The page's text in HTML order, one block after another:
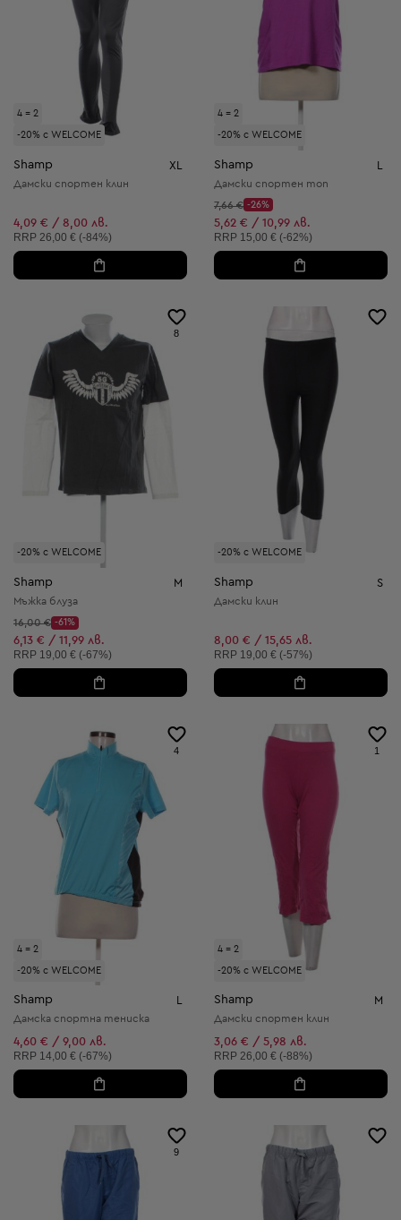
4 = 2
-20% с WELCOME
Shamp XL
Дамски спортен клин
4,09 € / 8,00 лв.
Препоръчителна цена:
RRP 26,00 € (-84%)
4 = 2
-20% с WELCOME
Shamp L
Дамски спортен топ
Начална цена:
7,66 €
Discount Price:
-26%
Намалена цена:
5,62 € / 10,99 лв.
Препоръчителна цена:
RRP 15,00 € (-62%)
-20% с WELCOME
8
Shamp M
Мъжка блуза
Начална цена:
16,00 €
Discount Price:
-61%
Намалена цена:
6,13 € / 11,99 лв.
Препоръчителна цена:
RRP 19,00 € (-67%)
-20% с WELCOME
Shamp S
Дамски клин
8,00 € / 15,65 лв.
Препоръчителна цена:
RRP 19,00 € (-57%)
4 = 2
-20% с WELCOME
4
Shamp
Дамска спортна тениска
4,60 € / 9,00 лв.
Препоръчителна цена:
RRP 14,00 € (-67%)
4 = 2
-20% с WELCOME
1
Shamp M
Дамски спортен клин
3,06 € / 5,98 лв.
Препоръчителна цена:
RRP 26,00 € (-88%)
9